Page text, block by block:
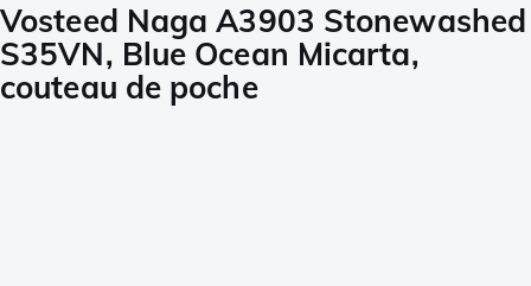
Vosteed Naga A3903 Stonewashed
S35VN, Blue Ocean Micarta,
couteau de poche